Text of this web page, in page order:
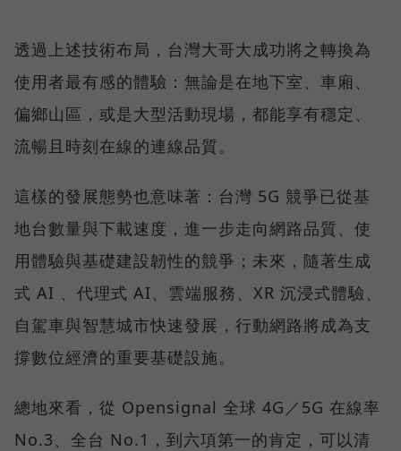
透過上述技術布局，台灣大哥大成功將之轉換為
使用者最有感的體驗：無論是在地下室、車廂、
偏鄉山區，或是大型活動現場，都能享有穩定、
流暢且時刻在線的連線品質。
這樣的發展態勢也意味著：台灣 5G 競爭已從基
地台數量與下載速度，進一步走向網路品質、使
用體驗與基礎建設韌性的競爭；未來，隨著生成
式 AI 、代理式 AI、雲端服務、XR 沉浸式體驗、
自駕車與智慧城市快速發展，行動網路將成為支
撐數位經濟的重要基礎設施。
總地來看，從 Opensignal 全球 4G／5G 在線率
No.3、全台 No.1，到六項第一的肯定，可以清